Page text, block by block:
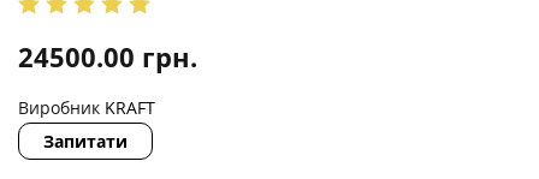
24500.00 грн.
Виробник KRAFT
Запитати